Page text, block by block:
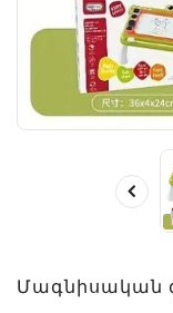
Մագնիսական